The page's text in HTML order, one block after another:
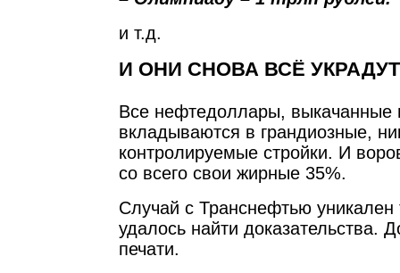
и т.д.
И ОНИ СНОВА ВСЁ УКРАДУТ
Все нефтедоллары, выкачанные
вкладываются в грандиозные,
контролируемые стройки. И
со всего свои жирные 35%.
Случай с Транснефтью уникален
удалось найти доказательства.
печати.